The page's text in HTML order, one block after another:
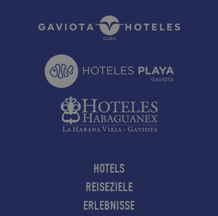
HOTELS
REISEZIELE
ERLEBNISSE